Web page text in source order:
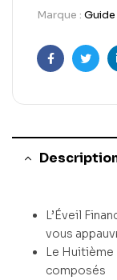
Marque :
Facebook
L’Éveil
vous
Le Huitième
composés